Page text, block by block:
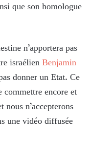
que son homologue
n’apportera pas
israélienBenjamin
donner un Etat. Ce
encore et
n’accepterons
une vidéo diffusée